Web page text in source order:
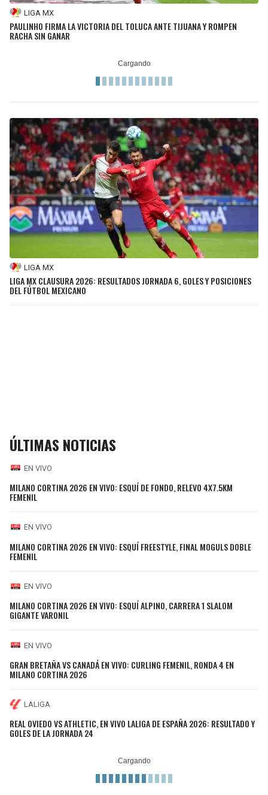
LIGA MX
PAULINHO FIRMA LA VICTORIA DEL TOLUCA ANTE TIJUANA Y ROMPEN
RACHA SIN GANAR
LIGA MX
LIGA MX CLAUSURA 2026: RESULTADOS JORNADA 6, GOLES Y POSICIONES
DEL FÚTBOL MEXICANO
ÚLTIMAS NOTICIAS
EN VIVO
MILANO CORTINA 2026 EN VIVO: ESQUÍ DE FONDO, RELEVO 4X7.5KM
FEMENIL
EN VIVO
MILANO CORTINA 2026 EN VIVO: ESQUÍ FREESTYLE, FINAL MOGULS DOBLE
FEMENIL
EN VIVO
MILANO CORTINA 2026 EN VIVO: ESQUÍ ALPINO, CARRERA 1 SLALOM
GIGANTE VARONIL
EN VIVO
GRAN BRETAÑA VS CANADÁ EN VIVO: CURLING FEMENIL, RONDA 4 EN
MILANO CORTINA 2026
LALIGA
REAL OVIEDO VS ATHLETIC, EN VIVO LALIGA DE ESPAÑA 2026: RESULTADO Y
GOLES DE LA JORNADA 24